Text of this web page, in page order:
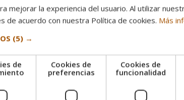
conocimientos SEO
y que estés alerta
también en el
tus posibilidades sin dejar de ser
una realidad verdaderamente motivadora. Los
antes era muy difícil ejercer como escritor. Por
mejorar la experiencia del usuario. Al utilizar
de acuerdo con nuestra Política de cookies. Más
(5) →
de
Cookies de
preferencias
Cookies de
funcionalidad